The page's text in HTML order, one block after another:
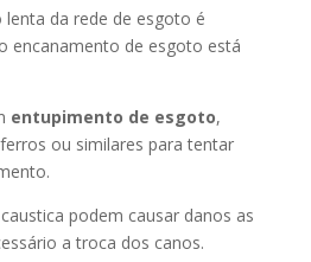
lenta da rede de esgoto é
encanamento de esgoto está
entupimento de esgoto,
ou similares para tentar
podem causar danos as
a troca dos canos.